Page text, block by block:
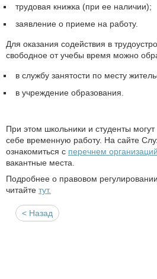
трудовая книжка (при ее наличии);
заявление о приеме на работу.
Для оказания содействия в
свободное от учебы время можно
в службу занятости по месту
в учреждение образования.
При этом школьники и студенты могут
себе временную работу. На сайте
ознакомиться с перечнем организаций
вакантные места.
Подробнее о правовом
читайте тут.
< Назад